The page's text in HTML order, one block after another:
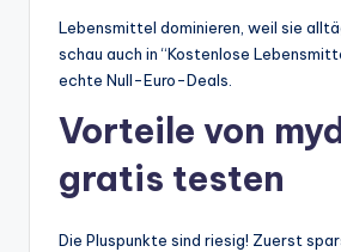
Lebensmittel dominieren, weil sie
schau auch in “Kostenlose
echte Null-Euro-Deals.
Vorteile von
gratis testen
Die Pluspunkte sind riesig! Zuerst